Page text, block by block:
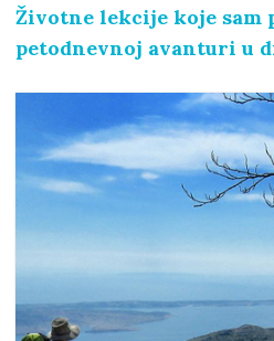
Životne lekcije koje sam
petodnevnoj avanturi u